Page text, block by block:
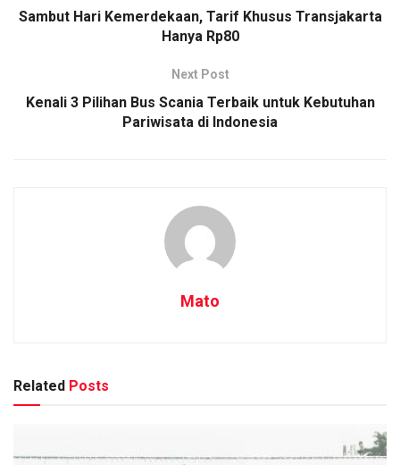
Sambut Hari Kemerdekaan, Tarif Khusus Transjakarta
Hanya Rp80
Next Post
Kenali 3 Pilihan Bus Scania Terbaik untuk Kebutuhan
Pariwisata di Indonesia
Mato
Related Posts